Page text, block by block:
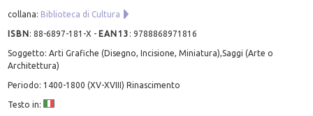
collana: Biblioteca di Cultura
ISBN:88-6897-181-X - EAN13 :9788868971816
Soggetto: Arti Grafiche (Disegno, Incisione, Miniatura),Saggi (Arte o
Architettura)
Periodo: 1400-1800 (XV-XVIII) Rinascimento
Testo in: